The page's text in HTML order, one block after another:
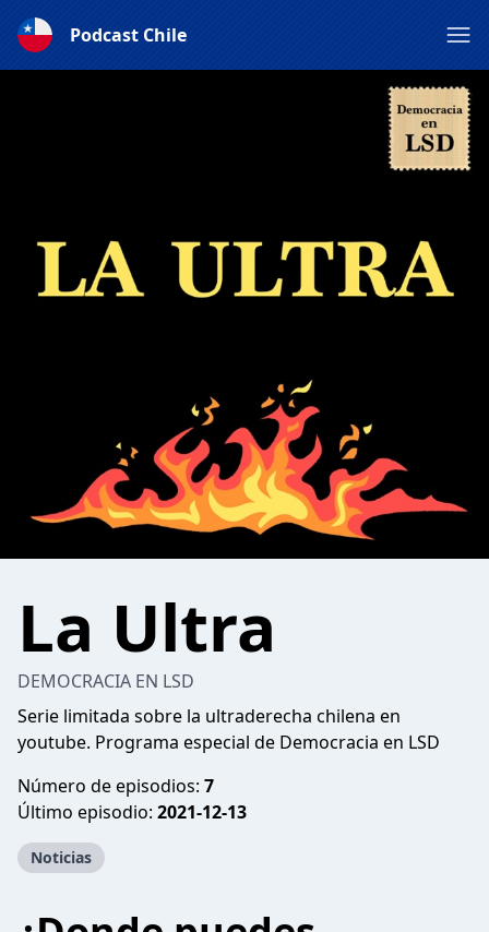
Podcast Chile
La Ultra
DEMOCRACIA EN LSD
Serie limitada sobre la ultraderecha chilena en
youtube. Programa especial de Democracia en LSD
Número de episodios: 7
Último episodio: 2021-12-13
Noticias